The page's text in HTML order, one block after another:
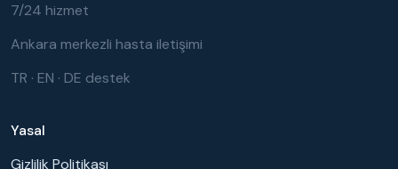
7/24 hizmet
Ankara merkezli hasta iletişimi
TR · EN · DE destek
Yasal
Gizlilik Politikası